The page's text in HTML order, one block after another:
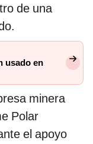
de una
usado en
minera
Polar
el apoyo